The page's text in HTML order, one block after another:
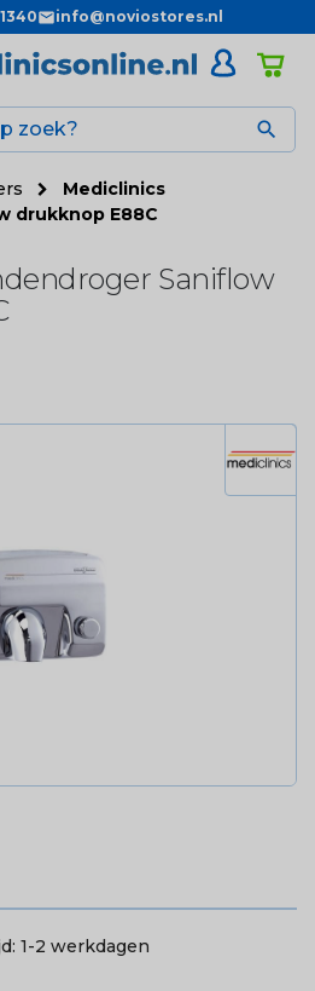
info@noviostores.nl

Mediclinics
drukknop E88C
Saniflow
1-2 werkdagen